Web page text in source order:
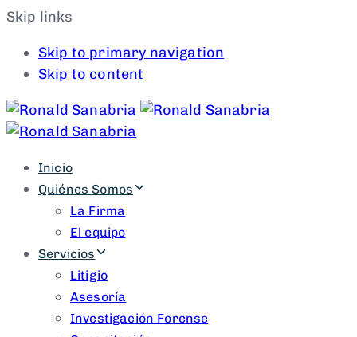
Skip links
Skip to primary navigation
Skip to content
Inicio
Quiénes Somos
La Firma
El equipo
Servicios
Litigio
Asesoría
Investigación Forense